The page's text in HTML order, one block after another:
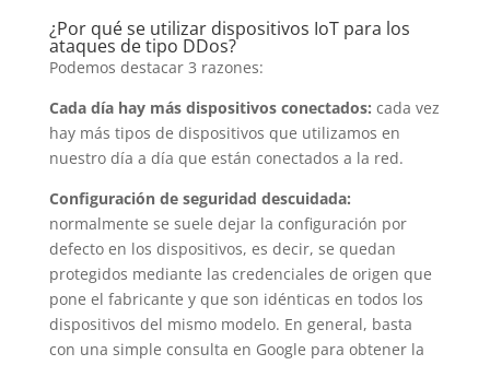
¿Por qué se utilizar dispositivos IoT para los
ataques de tipo DDos?
Podemos destacar 3 razones:
Cada día hay más dispositivos conectados: cada vez
hay más tipos de dispositivos que utilizamos en
nuestro día a día que están conectados a la red.
Configuración de seguridad descuidada:
normalmente se suele dejar la configuración por
defecto en los dispositivos, es decir, se quedan
protegidos mediante las credenciales de origen que
pone el fabricante y que son idénticas en todos los
dispositivos del mismo modelo. En general, basta
con una simple consulta en Google para obtener la